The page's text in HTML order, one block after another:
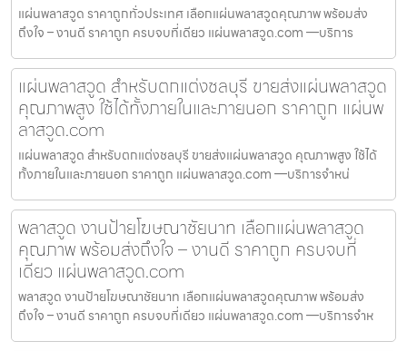
แผ่นพลาสวูด ราคาถูกทั่วประเทศ เลือกแผ่นพลาสวูดคุณภาพ พร้อมส่ง
ถึงใจ – งานดี ราคาถูก ครบจบที่เดียว แผ่นพลาสวูด.com —บริการ
แผ่นพลาสวูด สำหรับตกแต่งชลบุรี ขายส่งแผ่นพลาสวูด
คุณภาพสูง ใช้ได้ทั้งภายในและภายนอก ราคาถูก แผ่นพ
ลาสวูด.com
แผ่นพลาสวูด สำหรับตกแต่งชลบุรี ขายส่งแผ่นพลาสวูด คุณภาพสูง ใช้ได้
ทั้งภายในและภายนอก ราคาถูก แผ่นพลาสวูด.com —บริการจำหน่
พลาสวูด งานป้ายโฆษณาชัยนาท เลือกแผ่นพลาสวูด
คุณภาพ พร้อมส่งถึงใจ – งานดี ราคาถูก ครบจบที่
เดียว แผ่นพลาสวูด.com
พลาสวูด งานป้ายโฆษณาชัยนาท เลือกแผ่นพลาสวูดคุณภาพ พร้อมส่ง
ถึงใจ – งานดี ราคาถูก ครบจบที่เดียว แผ่นพลาสวูด.com —บริการจำห